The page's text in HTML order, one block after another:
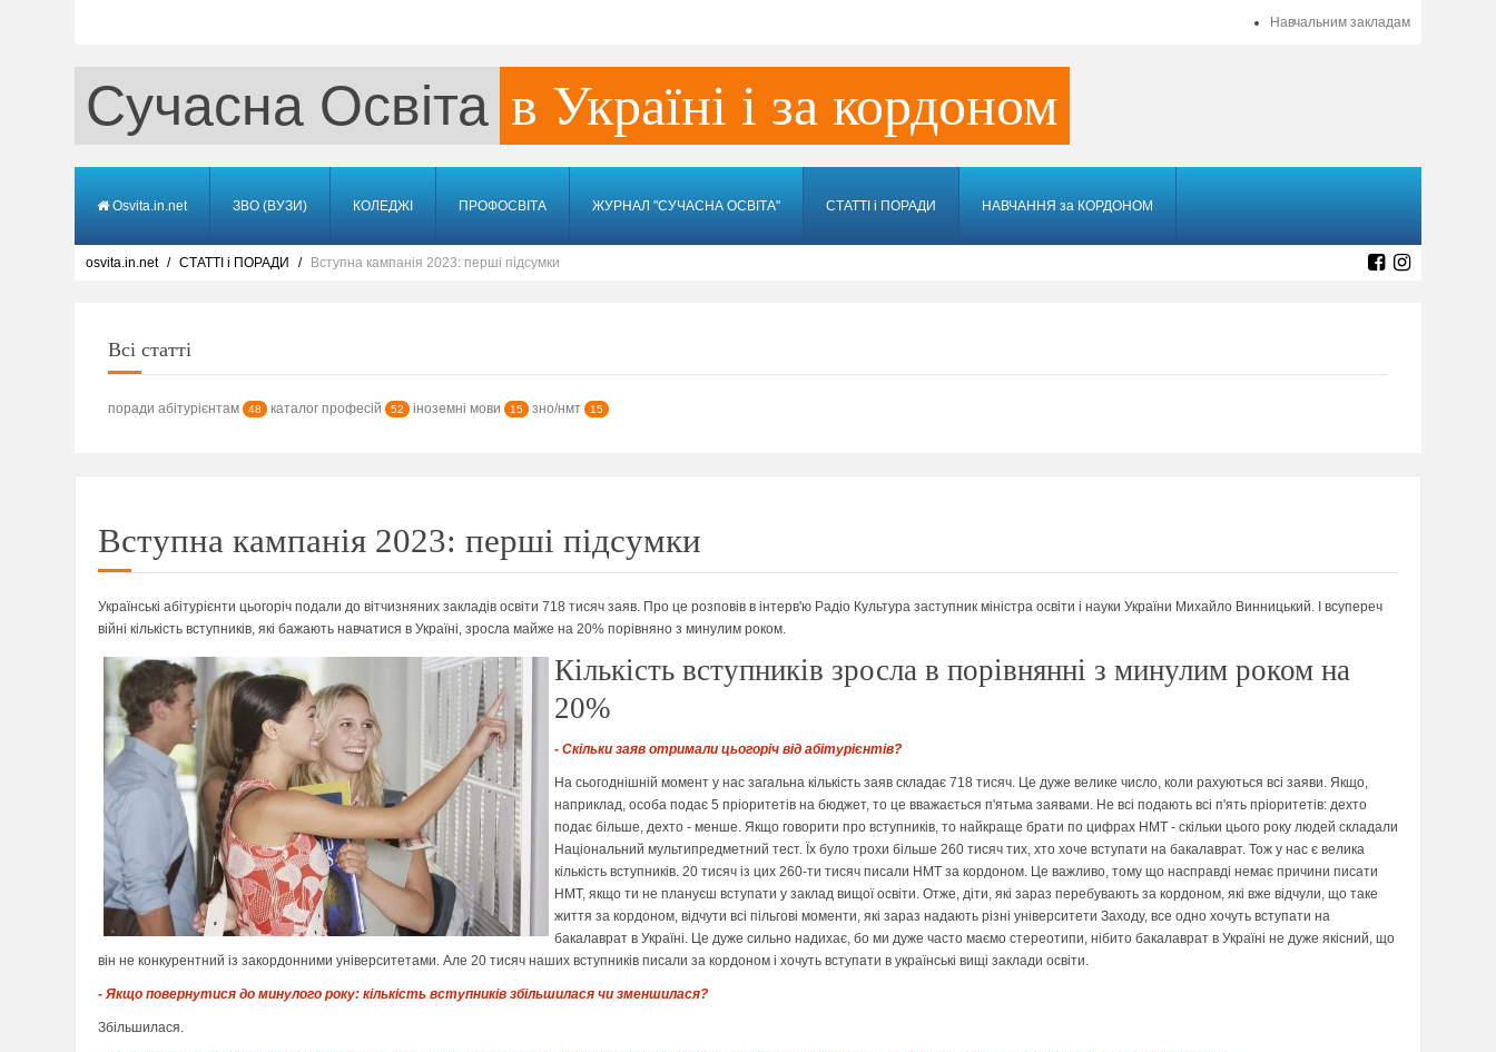
Навчальним закладам
Сучасна Освіта в Україні і за кордоном
Osvita.in.net ЗВО (ВУЗИ) КОЛЕДЖІ ПРОФОСВІТА ЖУРНАЛ "СУЧАСНА ОСВІТА" СТАТТІ і ПОРАДИ НАВЧАННЯ за КОРДОНОМ
osvita.in.net СТАТТІ і ПОРАДИ Вступна кампанія 2023: перші підсумки
Всі статті
поради абітурієнтам 48 каталог професій 52 іноземні мови 15 зно/нмт 15
Вступна кампанія 2023: перші підсумки
Українські абітурієнти цьогоріч подали до вітчизняних закладів освіти 718 тисяч заяв. Про це розповів в інтерв'ю Радіо Культура заступник міністра освіти і науки України Михайло Винницький. І всупереч
війні кількість вступників, які бажають навчатися в Україні, зросла майже на 20% порівняно з минулим роком.
Кількість вступників зросла в порівнянні з минулим роком на
20%
- Скільки заяв отримали цьогоріч від абітурієнтів?
На сьогоднішній момент у нас загальна кількість заяв складає 718 тисяч. Це дуже велике число, коли рахуються всі заяви. Якщо,
наприклад, особа подає 5 пріоритетів на бюджет, то це вважається п'ятьма заявами. Не всі подають всі п'ять пріоритетів: дехто
подає більше, дехто - менше. Якщо говорити про вступників, то найкраще брати по цифрах НМТ - скільки цього року людей складали
Національний мультипредметний тест. Їх було трохи більше 260 тисяч тих, хто хоче вступати на бакалаврат. Тож у нас є велика
кількість вступників. 20 тисяч із цих 260-ти тисяч писали НМТ за кордоном. Це важливо, тому що насправді немає причини писати
НМТ, якщо ти не плануєш вступати у заклад вищої освіти. Отже, діти, які зараз перебувають за кордоном, які вже відчули, що таке
життя за кордоном, відчути всі пільгові моменти, які зараз надають різні університети Заходу, все одно хочуть вступати на
бакалаврат в Україні. Це дуже сильно надихає, бо ми дуже часто маємо стереотипи, нібито бакалаврат в Україні не дуже якісний, що
він не конкурентний із закордонними університетами. Але 20 тисяч наших вступників писали за кордоном і хочуть вступати в українські вищі заклади освіти.
- Якщо повернутися до минулого року: кількість вступників збільшилася чи зменшилася?
Збільшилася.